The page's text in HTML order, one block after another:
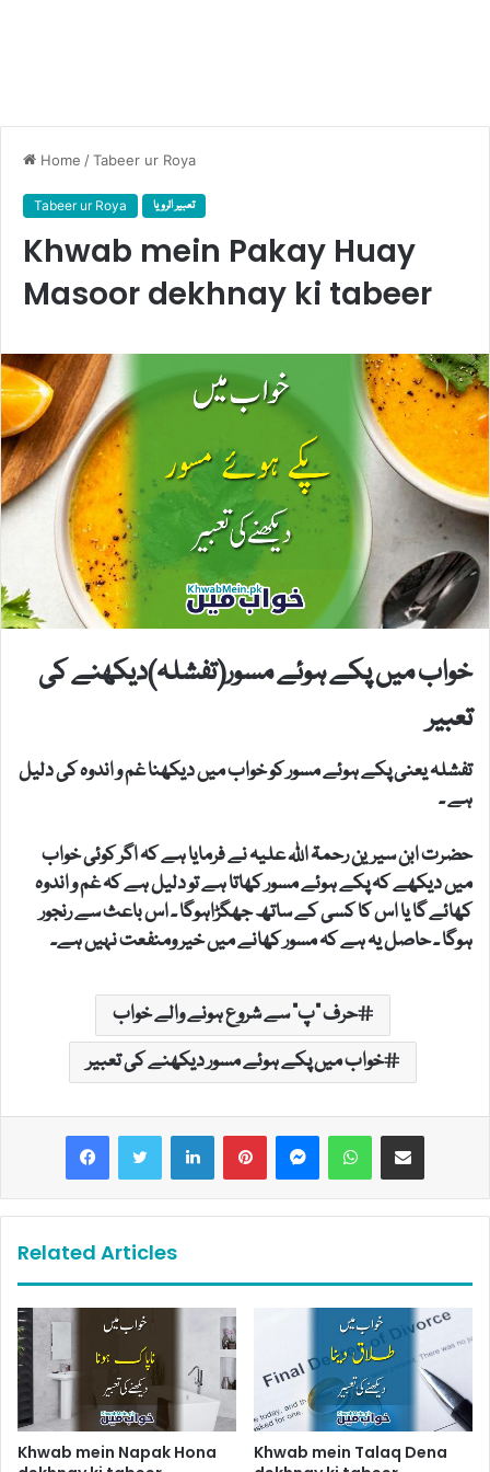
Home /Tabeer ur Roya
Tabeer ur Roya تعبیر الرویا
Khwab mein Pakay Huay
Masoor dekhnay ki tabeer
خواب میں پکے ہوئے مسور(تفشلہ)دیکھنے کی
تعبیر
تفشلہ یعنی پکے ہوئے مسور کو خواب میں دیکھنا غم و اندوہ کی دلیل
ہے ۔
حضرت ابن سیرین رحمۃ اللہ علیہ نے فرمایا ہے کہ اگر کوئی خواب
میں دیکھے کہ پکے ہوئے مسور کھاتا ہے تو دلیل ہے کہ غم و اندوہ
کھائے گا یا اس کا کسی کے ساتھ جھگڑاہوگا ۔ اس باعث سے رنجور
ہوگا ۔ حاصل یہ ہے کہ مسور کھانے میں خیر ومنفعت نہیں ہے۔
حرف "پ" سے شروع ہونے والے خواب
خواب میں پکے ہوئے مسور دیکھنے کی تعبیر
LinkedInPinterestMessengerWhatsAppShare via Email
Related Articles
Khwab mein Napak Hona
Khwab mein Talaq Dena